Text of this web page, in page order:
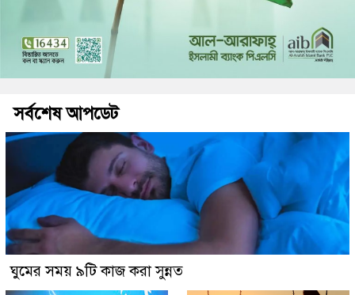
সর্বশেষ আপডেট
ঘুমের সময় ৯টি কাজ করা সুন্নত